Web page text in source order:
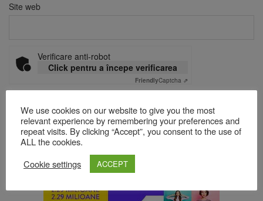
Site web
Verificare anti-robot
Click pentru a începe verificarea
FriendlyCaptcha ⇗
Acest site folosește Akismet pentru a reduce spamul.Află cum
sunt procesate datele comentariilor tale
We use cookies on our website to give you the most
relevant experience by remembering your preferences and
repeat visits. By clicking “Accept”, you consent to the use of
ALL the cookies.
Cookie settings
ACCEPT